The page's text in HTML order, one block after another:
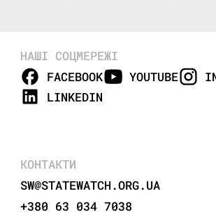
НАШІ СОЦМЕРЕЖІ
FACEBOOK
YOUTUBE
LINKEDIN
КОНТАКТИ
SW@STATEWATCH.ORG.UA
+380 63 034 7038